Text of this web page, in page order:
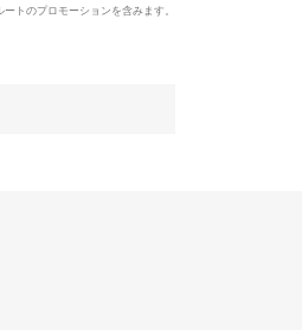
トのプロモーションを含みます。